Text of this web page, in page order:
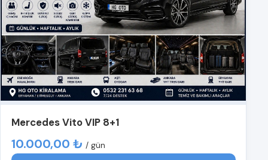
Mercedes Vito VIP 8+1
10.000,00 ₺ / gün